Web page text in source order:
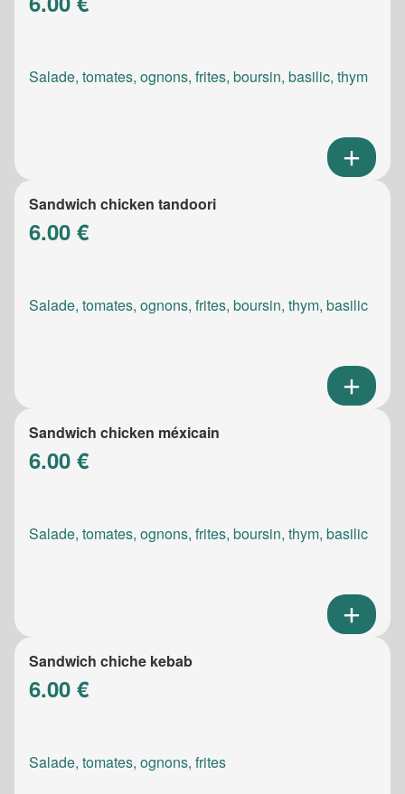
Salade, tomates, ognons, frites, boursin, basilic, thym
Sandwich chicken tandoori
6.00 €
Salade, tomates, ognons, frites, boursin, thym, basilic
Sandwich chicken méxicain
6.00 €
Salade, tomates, ognons, frites, boursin, thym, basilic
Sandwich chiche kebab
6.00 €
Salade, tomates, ognons, frites